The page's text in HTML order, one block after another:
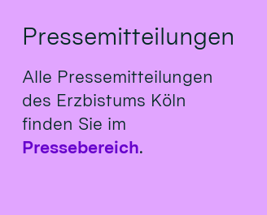
Pressemitteilungen
Alle Pressemitteilungen
des Erzbistums Köln
finden Sie im
Pressebereich.